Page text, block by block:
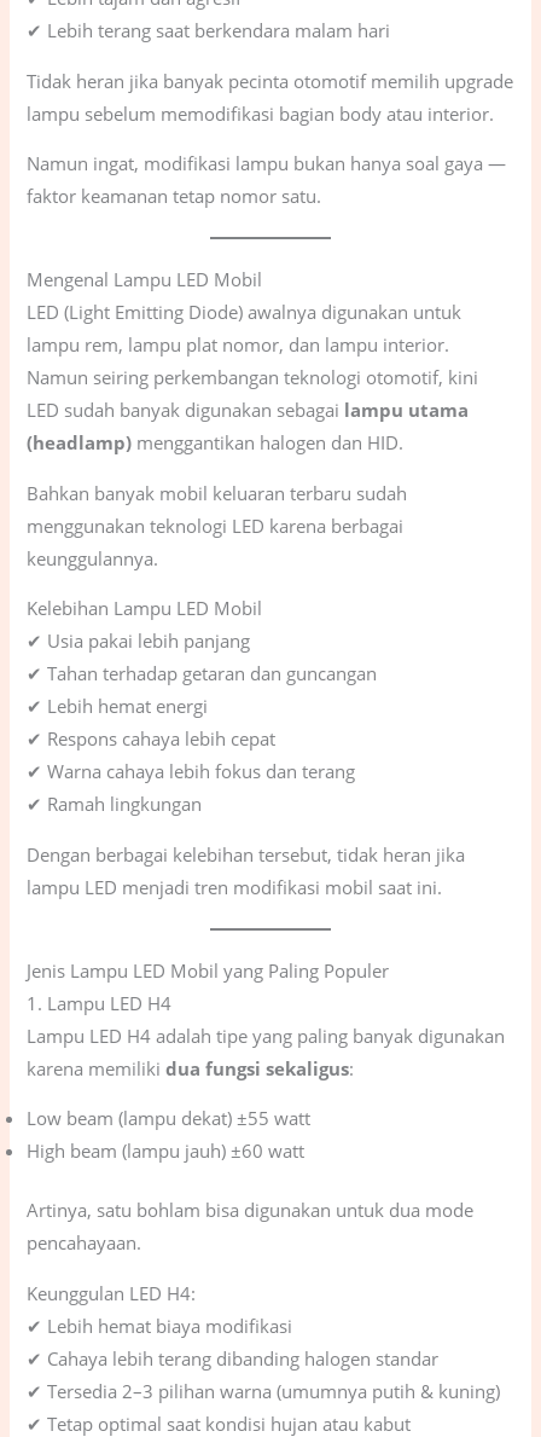
✔ Lebih terang saat berkendara malam hari
Tidak heran jika banyak pecinta otomotif memilih upgrade
lampu sebelum memodifikasi bagian body atau interior.
Namun ingat, modifikasi lampu bukan hanya soal gaya —
faktor keamanan tetap nomor satu.
Mengenal Lampu LED Mobil
LED (Light Emitting Diode) awalnya digunakan untuk
lampu rem, lampu plat nomor, dan lampu interior.
Namun seiring perkembangan teknologi otomotif, kini
LED sudah banyak digunakan sebagai lampu utama
(headlamp) menggantikan halogen dan HID.
Bahkan banyak mobil keluaran terbaru sudah
menggunakan teknologi LED karena berbagai
keunggulannya.
Kelebihan Lampu LED Mobil
✔ Usia pakai lebih panjang
✔ Tahan terhadap getaran dan guncangan
✔ Lebih hemat energi
✔ Respons cahaya lebih cepat
✔ Warna cahaya lebih fokus dan terang
✔ Ramah lingkungan
Dengan berbagai kelebihan tersebut, tidak heran jika
lampu LED menjadi tren modifikasi mobil saat ini.
Jenis Lampu LED Mobil yang Paling Populer
1. Lampu LED H4
Lampu LED H4 adalah tipe yang paling banyak digunakan
karena memilikidua fungsi sekaligus:
Low beam (lampu dekat) ±55 watt
High beam (lampu jauh) ±60 watt
Artinya, satu bohlam bisa digunakan untuk dua mode
pencahayaan.
Keunggulan LED H4:
✔ Lebih hemat biaya modifikasi
✔ Cahaya lebih terang dibanding halogen standar
✔ Tersedia 2–3 pilihan warna (umumnya putih & kuning)
✔ Tetap optimal saat kondisi hujan atau kabut